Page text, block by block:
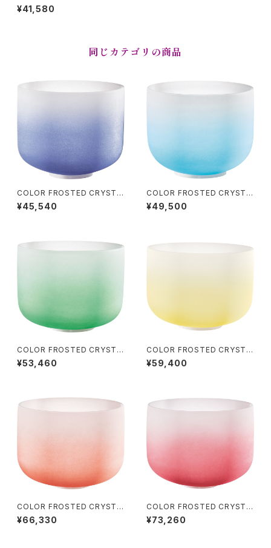
L SINGING BOWLS (クリスタ
ル・シンギングボウル) Crown
¥41,580
同じカテゴリの商品
COLOR FROSTED CRYSTA
L SINGING BOWLS (クリスタ
ル・シンギングボウル) Brown C
¥45,540
COLOR FROSTED CRYSTA
L SINGING BOWLS (クリスタ
ル・シンギングボウル) Throat
¥49,500
COLOR FROSTED CRYSTA
L SINGING BOWLS (クリスタ
ル・シンギングボウル) Heart C
¥53,460
COLOR FROSTED CRYSTA
L SINGING BOWLS (クリスタ
ル・シンギングボウル) Navel C
¥59,400
COLOR FROSTED CRYSTA
L SINGING BOWLS (クリスタ
ル・シンギングボウル) Sacral C
¥66,330
COLOR FROSTED CRYSTA
L SINGING BOWLS (クリスタ
ル・シンギングボウル) Root Ch
¥73,260